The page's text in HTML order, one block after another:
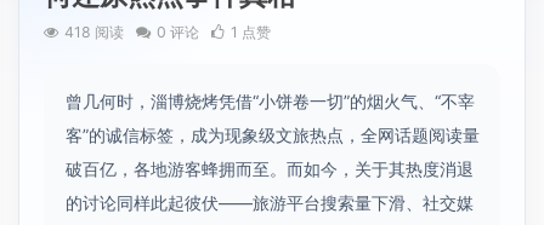
418 阅读 0 评论 1 点赞
曾几何时，淄博烧烤凭借“小饼卷一切”的烟火气、“不宰
客”的诚信标签，成为现象级文旅热点，全网话题阅读量
破百亿，各地游客蜂拥而至。而如今，关于其热度消退
的讨论同样此起彼伏——旅游平台搜索量下滑、社交媒